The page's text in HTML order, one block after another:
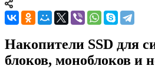
Накопители SSD для
блоков, моноблоков и